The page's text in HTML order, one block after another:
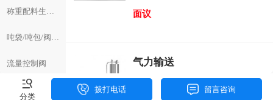
流量控制阀
面议
气力输送
型号： 略
分类
拨打电话 留言咨询